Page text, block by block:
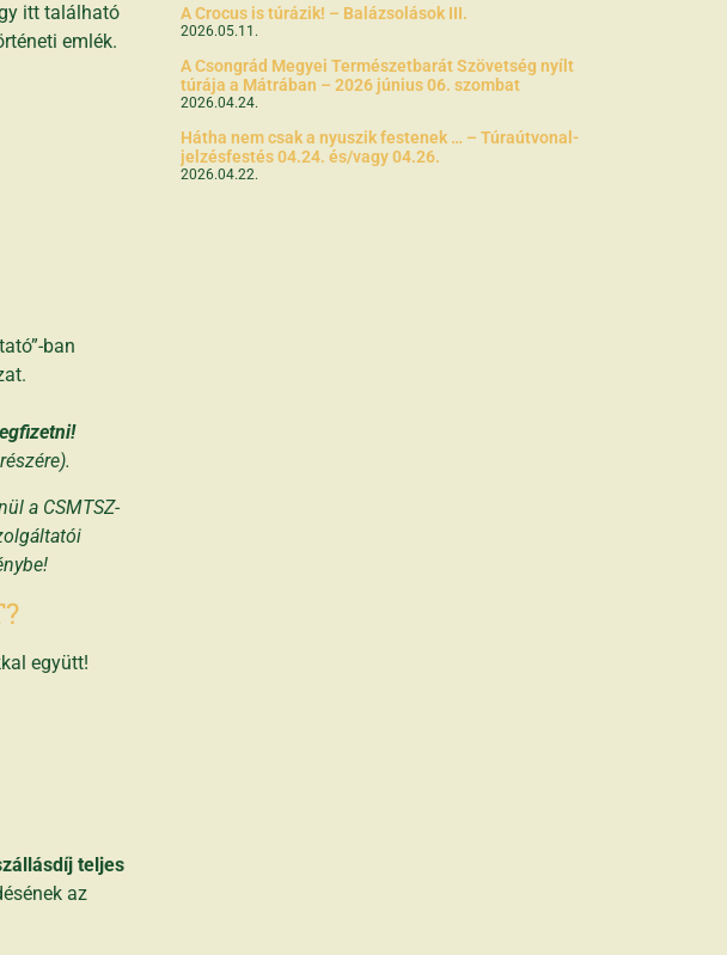
itt található
emlék.
ban
a CSMTSZ-
együtt!
teljes
az
A Crocus is túrázik! – Balázsolások III.
2026.05.11.
A Csongrád Megyei Természetbarát Szövetség nyílt
túrája a Mátrában – 2026 június 06. szombat
2026.04.24.
Hátha nem csak a nyuszik festenek … – Túraútvonal-
jelzésfestés 04.24. és/vagy 04.26.
2026.04.22.